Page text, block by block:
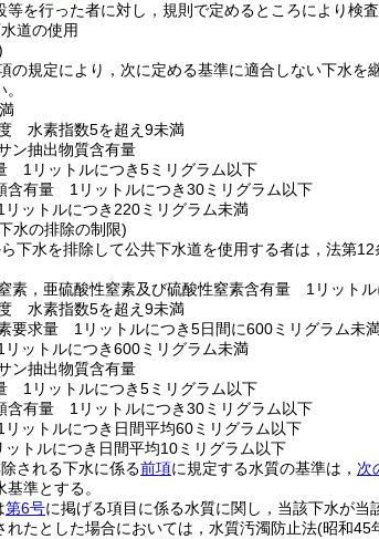
等を行った者に対し，規則で定めるところにより検
道の使用
の規定により，次に定める基準に適合しない下水
水素指数5を超え9未満
ン抽出物質含有量
1リットルにつき5ミリグラム以下
含有量 1リットルにつき30ミリグラム以下
ットルにつき220ミリグラム未満
水の排除の制限)
下水を排除して公共下水道を使用する者は，法第
素，亜硫酸性窒素及び硫酸性窒素含有量 1リット
水素指数5を超え9未満
要求量 1リットルにつき5日間に600ミリグラム未
ットルにつき600ミリグラム未満
ン抽出物質含有量
1リットルにつき5ミリグラム以下
含有量 1リットルにつき30ミリグラム以下
ットルにつき日間平均60ミリグラム以下
トルにつき日間平均10ミリグラム以下
される下水に係る前項に規定する水質の基準は， 次
準とする。
第6号に掲げる項目に係る水質に関し，当該下水が
れたとした場合においては，水質汚濁防止法(昭和45